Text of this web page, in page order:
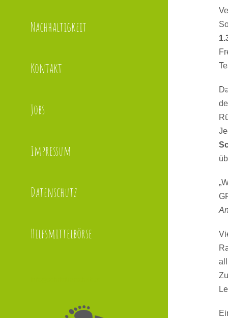
Nachhaltigkeit
Kontakt
Jobs
Impressum
Datenschutz
Hilfsmittelbörse